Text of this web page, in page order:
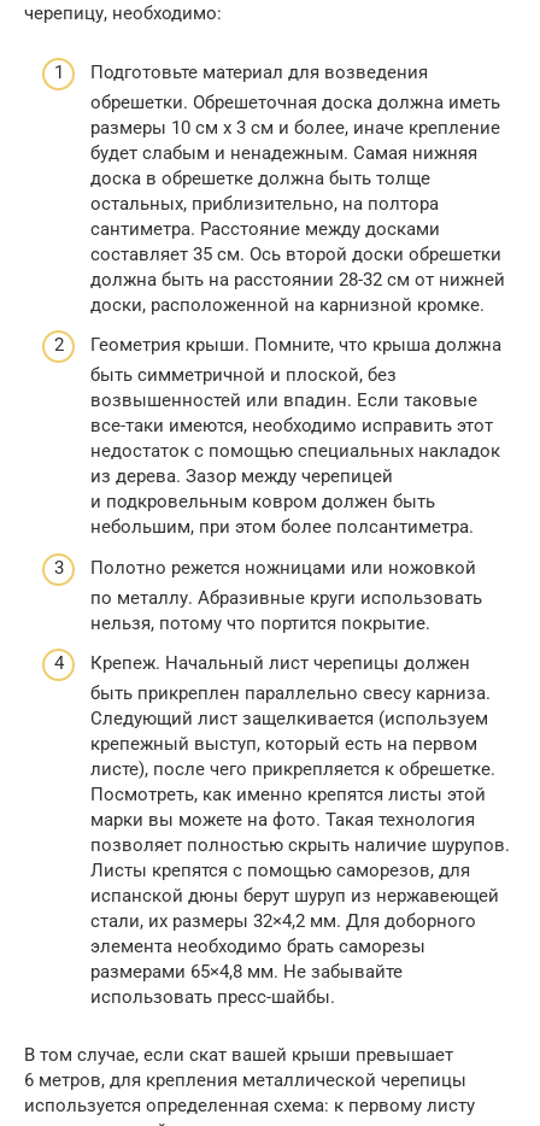
черепицу, необходимо:
Подготовьте материал для возведения
обрешетки. Обрешеточная доска должна иметь
размеры 10 см х 3 см и более, иначе крепление
будет слабым и ненадежным. Самая нижняя
доска в обрешетке должна быть толще
остальных, приблизительно, на полтора
сантиметра. Расстояние между досками
составляет 35 см. Ось второй доски обрешетки
должна быть на расстоянии 28-32 см от нижней
доски, расположенной на карнизной кромке.
Геометрия крыши. Помните, что крыша должна
быть симметричной и плоской, без
возвышенностей или впадин. Если таковые
все-таки имеются, необходимо исправить этот
недостаток с помощью специальных накладок
из дерева. Зазор между черепицей
и подкровельным ковром должен быть
небольшим, при этом более полсантиметра.
Полотно режется ножницами или ножовкой
по металлу. Абразивные круги использовать
нельзя, потому что портится покрытие.
Крепеж. Начальный лист черепицы должен
быть прикреплен параллельно свесу карниза.
Следующий лист защелкивается (используем
крепежный выступ, который есть на первом
листе), после чего прикрепляется к обрешетке.
Посмотреть, как именно крепятся листы этой
марки вы можете на фото. Такая технология
позволяет полностью скрыть наличие шурупов.
Листы крепятся с помощью саморезов, для
испанской дюны берут шуруп из нержавеющей
стали, их размеры 32×4,2 мм. Для доборного
элемента необходимо брать саморезы
размерами 65×4,8 мм. Не забывайте
использовать пресс-шайбы.
В том случае, если скат вашей крыши превышает
6 метров, для крепления металлической черепицы
используется определенная схема: к первому листу